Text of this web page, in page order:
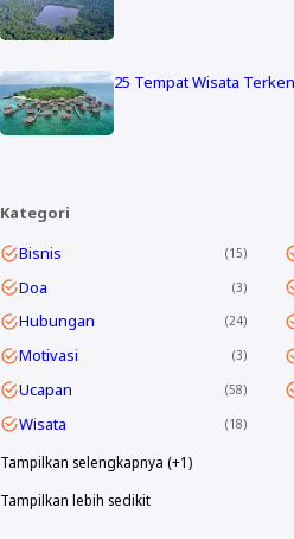
25 Tempat Wisata
Kategori
Bisnis
15
Doa 3
Hubungan 24
Motivasi 3
Ucapan 58
Wisata 18
Tampilkan selengkapnya (+1)
Tampilkan lebih sedikit